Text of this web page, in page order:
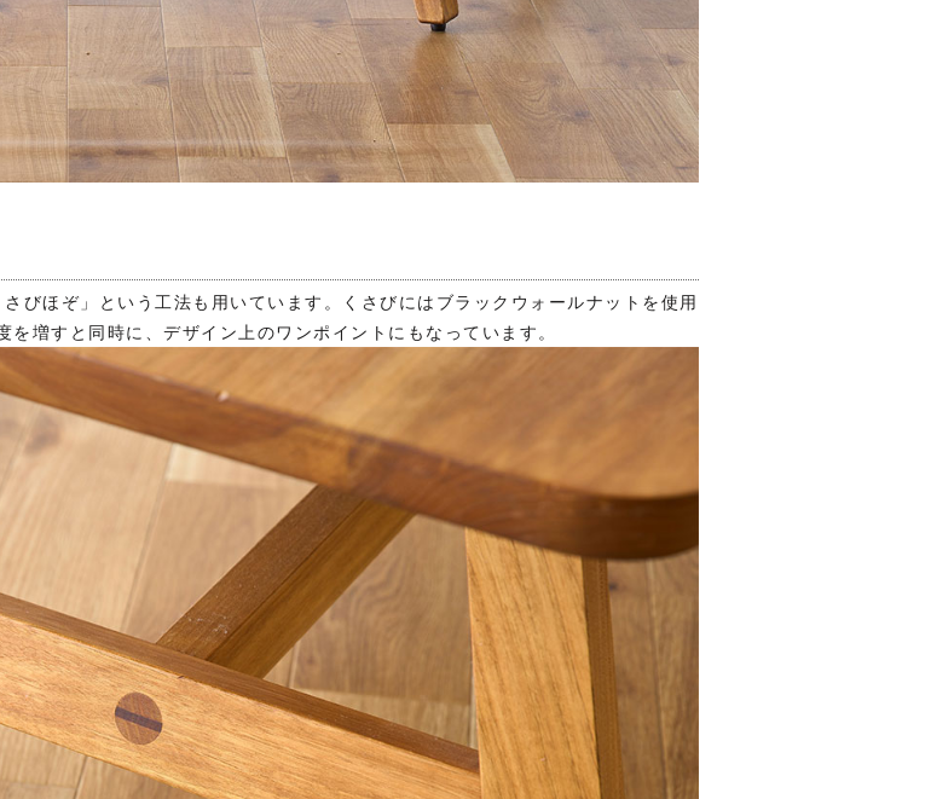
びほぞ」という工法も用いています。くさびにはブラックウォールナットを使用
増すと同時に、デザイン上のワンポイントにもなっています。